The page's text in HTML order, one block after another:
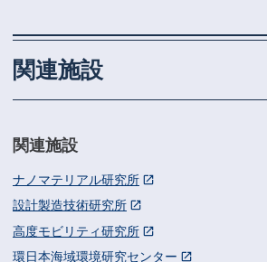
関連施設
関連施設
ナノマテリアル研究所
設計製造技術研究所
高度モビリティ研究所
環日本海域環境研究センター